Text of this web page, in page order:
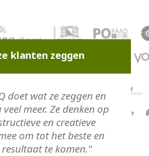
klanten zeggen
doet wat ze zeggen en
meer. Ze denken op
en creatieve
om tot het beste en
te komen."